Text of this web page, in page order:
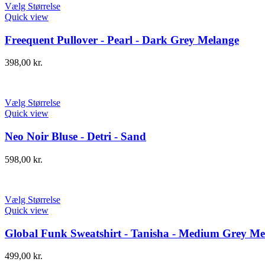
Vælg Størrelse
Quick view
Freequent Pullover - Pearl - Dark Grey Melange
398,00 kr.
Vælg Størrelse
Quick view
Neo Noir Bluse - Detri - Sand
598,00 kr.
Vælg Størrelse
Quick view
Global Funk Sweatshirt - Tanisha - Medium Grey
499,00 kr.